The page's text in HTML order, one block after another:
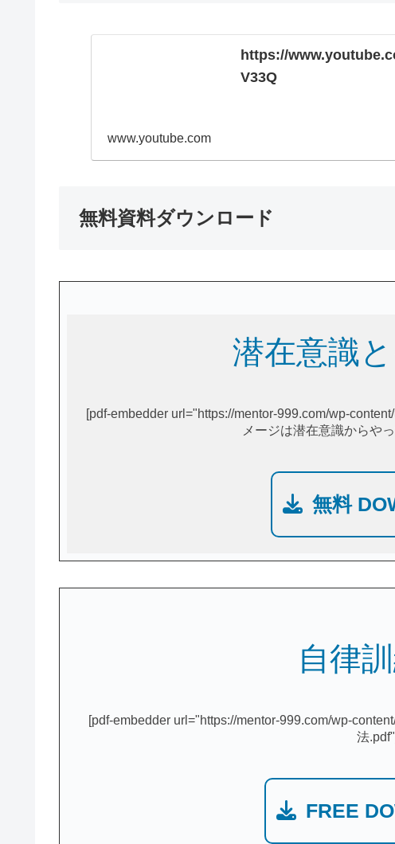
https://
V33Q
www.youtube.com
無料資料ダウンロード
潜在意識
[pdf-embedder url="https://mentor-999.com/wp-
メージは潜在意識からや
無料
自律
[pdf-embedder url="https://mentor-999.com/wp-
法
FREE